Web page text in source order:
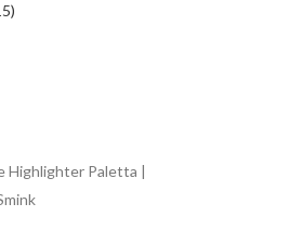
Highlighter Paletta |